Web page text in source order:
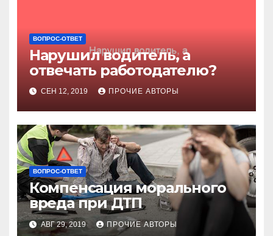
ВОПРОС-ОТВЕТ
Нарушил водитель, а
отвечать работодателю?
СЕН 12, 2019 ПРОЧИЕ АВТОРЫ
ВОПРОС-ОТВЕТ
Компенсация морального
вреда при ДТП
АВГ 29, 2019 ПРОЧИЕ АВТОРЫ